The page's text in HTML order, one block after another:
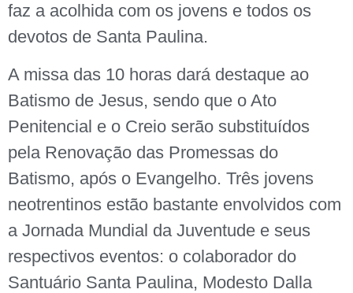
faz a acolhida com os jovens e todos os
devotos de Santa Paulina.
A missa das 10 horas dará destaque ao
Batismo de Jesus, sendo que o Ato
Penitencial e o Creio serão substituídos
pela Renovação das Promessas do
Batismo, após o Evangelho. Três jovens
neotrentinos estão bastante envolvidos com
a Jornada Mundial da Juventude e seus
respectivos eventos: o colaborador do
Santuário Santa Paulina, Modesto Dalla